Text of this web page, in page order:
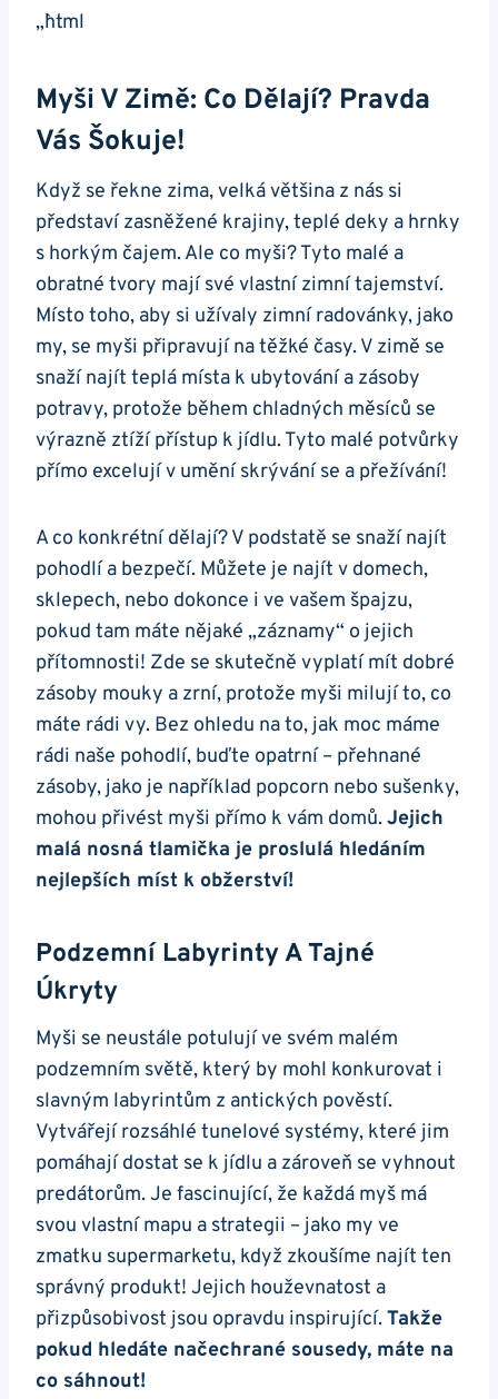
„`html
Myši V Zimě: Co Dělají? Pravda
Vás Šokuje!
Když se řekne zima, velká většina z nás si
představí zasněžené krajiny, teplé deky a hrnky
s horkým čajem. Ale co myši? Tyto malé a
obratné tvory mají své vlastní zimní tajemství.
Místo toho, aby si užívaly zimní radovánky, jako
my, se myši připravují na těžké časy. V zimě se
snaží najít teplá místa k ubytování a zásoby
potravy, protože během chladných měsíců se
výrazně ztíží přístup k jídlu. Tyto malé potvůrky
přímo excelují v umění skrývání se a přežívání!
A co konkrétní dělají? V podstatě se snaží najít
pohodlí a bezpečí. Můžete je najít v domech,
sklepech, nebo dokonce i ve vašem špajzu,
pokud tam máte nějaké „záznamy“ o jejich
přítomnosti! Zde se skutečně vyplatí mít dobré
zásoby mouky a zrní, protože myši milují to, co
máte rádi vy. Bez ohledu na to, jak moc máme
rádi naše pohodlí, buďte opatrní – přehnané
zásoby, jako je například popcorn nebo sušenky,
mohou přivést myši přímo k vám domů.Jejich
malá nosná tlamička je proslulá hledáním
nejlepších míst k obžerství!
Podzemní Labyrinty A Tajné
Úkryty
Myši se neustále potulují ve svém malém
podzemním světě, který by mohl konkurovat i
slavným labyrintům z antických pověstí.
Vytvářejí rozsáhlé tunelové systémy, které jim
pomáhají dostat se k jídlu a zároveň se vyhnout
predátorům. Je fascinující, že každá myš má
svou vlastní mapu a strategii – jako my ve
zmatku supermarketu, když zkoušíme najít ten
správný produkt! Jejich houževnatost a
přizpůsobivost jsou opravdu inspirující.Takže
pokud hledáte načechrané sousedy, máte na
co sáhnout!